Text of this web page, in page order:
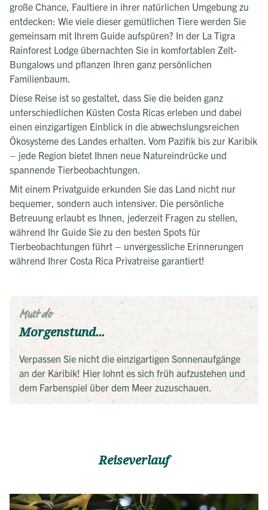
große Chance, Faultiere in ihrer natürlichen Umgebung zu
entdecken: Wie viele dieser gemütlichen Tiere werden Sie
gemeinsam mit Ihrem Guide aufspüren? In der La Tigra
Rainforest Lodge übernachten Sie in komfortablen Zelt-
Bungalows und pflanzen Ihren ganz persönlichen
Familienbaum.
Diese Reise ist so gestaltet, dass Sie die beiden ganz
unterschiedlichen Küsten Costa Ricas erleben und dabei
einen einzigartigen Einblick in die abwechslungsreichen
Ökosysteme des Landes erhalten. Vom Pazifik bis zur Karibik
– jede Region bietet Ihnen neue Natureindrücke und
spannende Tierbeobachtungen.
Mit einem Privatguide erkunden Sie das Land nicht nur
bequemer, sondern auch intensiver. Die persönliche
Betreuung erlaubt es Ihnen, jederzeit Fragen zu stellen,
während Ihr Guide Sie zu den besten Spots für
Tierbeobachtungen führt – unvergessliche Erinnerungen
während Ihrer Costa Rica Privatreise garantiert!
Must do
Morgenstund...
Verpassen Sie nicht die einzigartigen Sonnenaufgänge
an der Karibik! Hier lohnt es sich früh aufzustehen und
dem Farbenspiel über dem Meer zuzuschauen.
Reiseverlauf